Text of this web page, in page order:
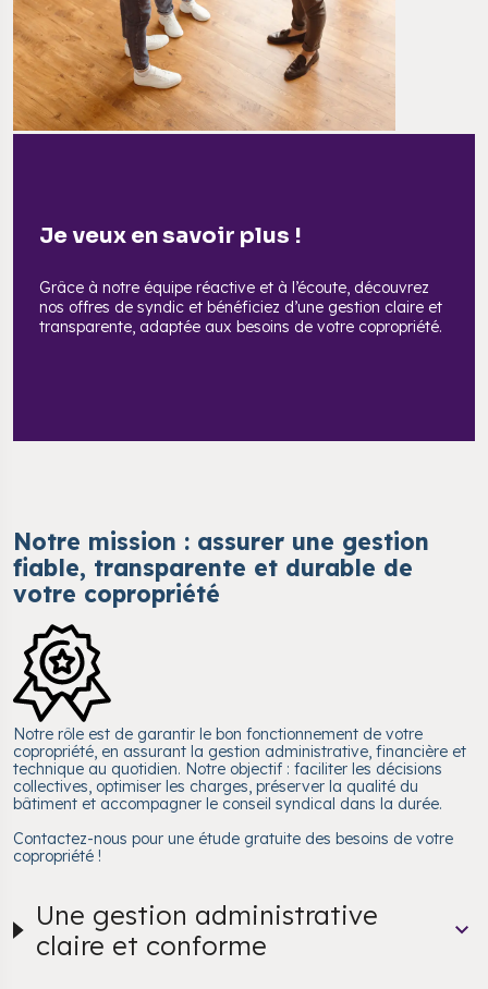
Je veux en savoir plus !
Grâce à notre équipe réactive et à l’écoute, découvrez
nos offres de syndic et bénéficiez d’une gestion claire et
transparente, adaptée aux besoins de votre copropriété.
Notre mission : assurer une gestion
fiable, transparente et durable de
votre copropriété
Notre rôle est de garantir le bon fonctionnement de votre
copropriété, en assurant la gestion administrative, financière et
technique au quotidien. Notre objectif : faciliter les décisions
collectives, optimiser les charges, préserver la qualité du
bâtiment et accompagner le conseil syndical dans la durée.
Contactez-nous pour une étude gratuite des besoins de votre
copropriété !
Une gestion administrative
claire et conforme